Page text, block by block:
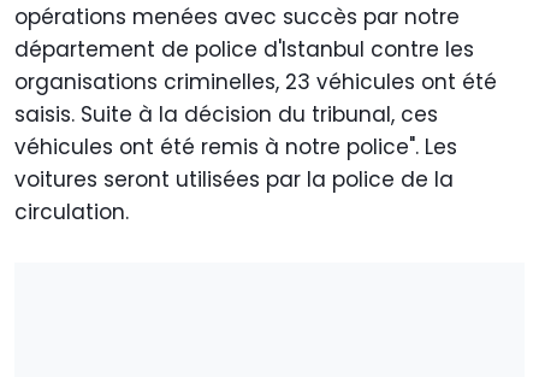
opérations menées avec succès par notre
département de police d'Istanbul contre les
organisations criminelles, 23 véhicules ont été
saisis. Suite à la décision du tribunal, ces
véhicules ont été remis à notre police". Les
voitures seront utilisées par la police de la
circulation.